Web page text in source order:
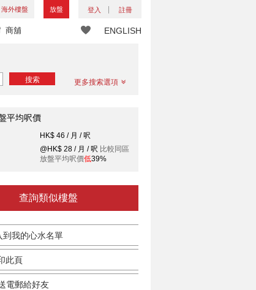
海外樓盤 放盤 登入 註冊
ENGLISH
商舖
搜索 更多搜索選項
平均呎價
HK$ 46 / 月 / 呎
@HK$ 28 / 月 / 呎 比較同區
放盤平均呎價低39%
查詢類似樓盤
到我的心水名單
此頁
電郵給好友